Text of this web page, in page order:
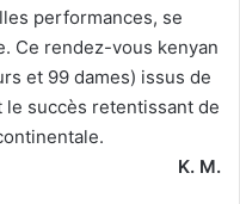
performances, se
Ce rendez-vous kenyan
et 99 dames) issus de
succès retentissant de
K. M.